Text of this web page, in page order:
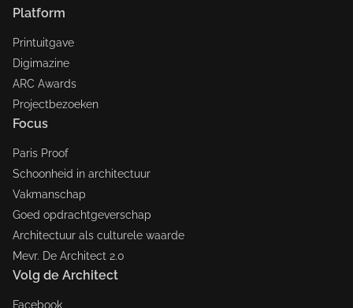
Platform
Printuitgave
Digimazine
ARC Awards
Projectbezoeken
Focus
Paris Proof
Schoonheid in architectuur
Vakmanschap
Goed opdrachtgeverschap
Architectuur als culturele waarde
Mevr. De Architect 2.0
Volg de Architect
Facebook